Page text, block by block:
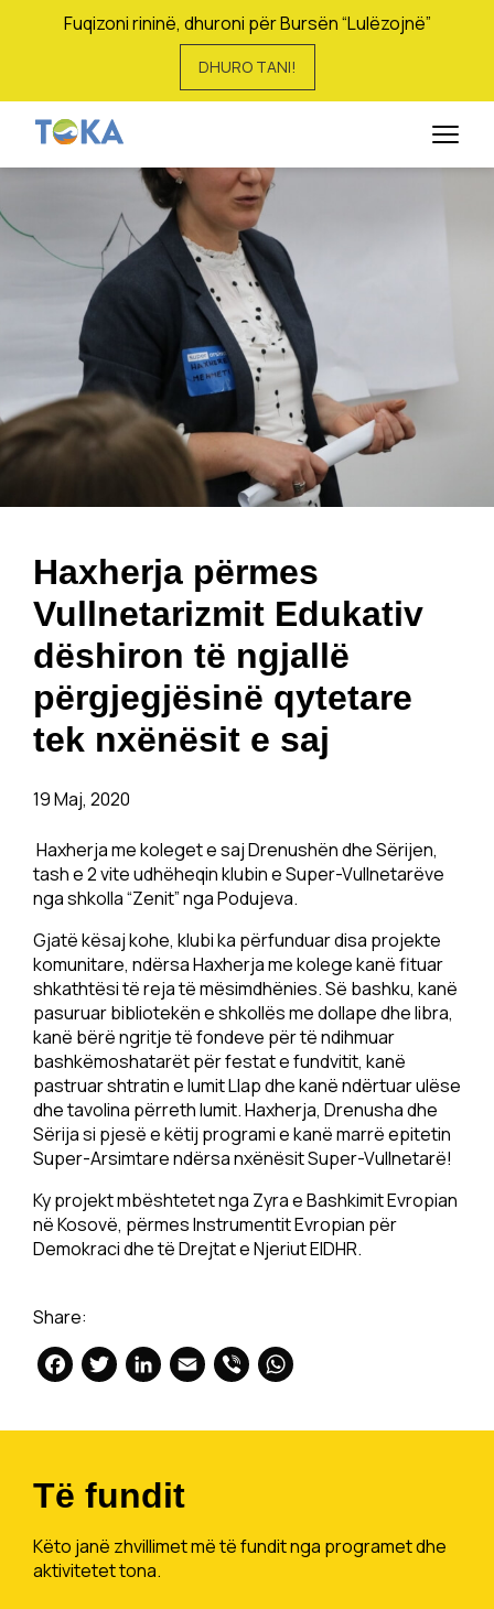
Fuqizoni rininë, dhuroni për Bursën “Lulëzojnë”
DHURO TANI!
Haxherja përmes
Vullnetarizmit Edukativ
dëshiron të ngjallë
përgjegjësinë qytetare
tek nxënësit e saj
19 Maj, 2020
Haxherja me koleget e saj Drenushën dhe Sërijen,
tash e 2 vite udhëheqin klubin e Super-Vullnetarëve
nga shkolla “Zenit” nga Podujeva.
Gjatë kësaj kohe, klubi ka përfunduar disa projekte
komunitare, ndërsa Haxherja me kolege kanë fituar
shkathtësi të reja të mësimdhënies. Së bashku, kanë
pasuruar bibliotekën e shkollës me dollape dhe libra,
kanë bërë ngritje të fondeve për të ndihmuar
bashkëmoshatarët për festat e fundvitit, kanë
pastruar shtratin e lumit Llap dhe kanë ndërtuar ulëse
dhe tavolina përreth lumit. Haxherja, Drenusha dhe
Sërija si pjesë e këtij programi e kanë marrë epitetin
Super-Arsimtare ndërsa nxënësit Super-Vullnetarë!
Ky projekt mbështetet nga Zyra e Bashkimit Evropian
në Kosovë, përmes Instrumentit Evropian për
Demokraci dhe të Drejtat e Njeriut EIDHR.
Share:
Facebook
Twitter
LinkedIn
Email
Viber
Të fundit
Këto janë zhvillimet më të fundit nga programet dhe
aktivitetet tona.